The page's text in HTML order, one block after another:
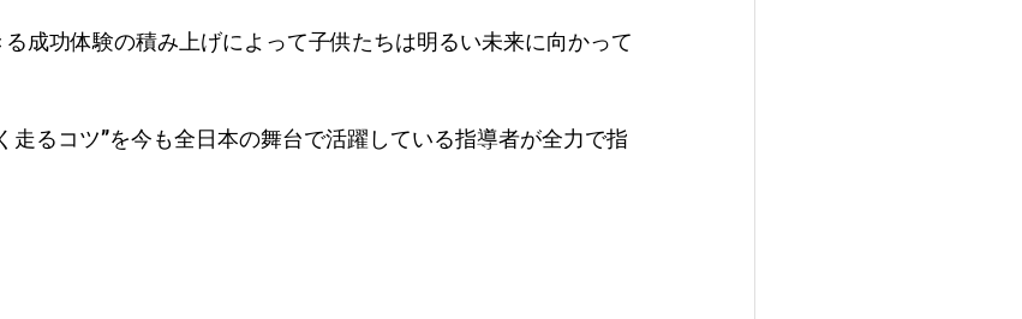
る成功体験の積み上げによって子供たちは明るい未来に向かって
走るコツ”を今も全日本の舞台で活躍している指導者が​全力で指